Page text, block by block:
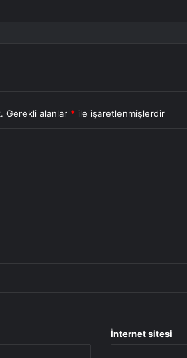
Gerekli alanlar * ile işaretlenmişlerdir
İnternet sitesi